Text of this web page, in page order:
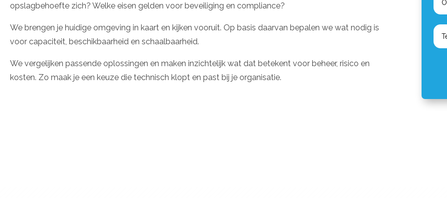
opslagbehoefte zich? Welke eisen gelden voor beveiliging en compliance?
We brengen je huidige omgeving in kaart en kijken vooruit. Op basis daarvan bepalen we wat nodig is
voor capaciteit, beschikbaarheid en schaalbaarheid.
We vergelijken passende oplossingen en maken inzichtelijk wat dat betekent voor beheer, risico en
kosten. Zo maak je een keuze die technisch klopt en past bij je organisatie.